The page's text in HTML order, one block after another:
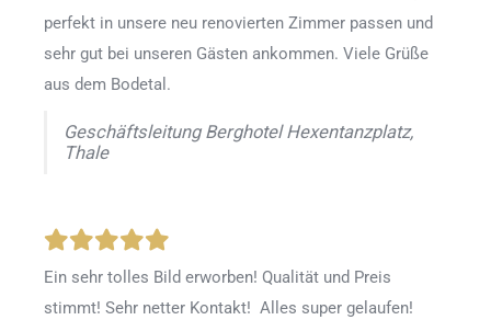
perfekt in unsere neu renovierten Zimmer passen und
sehr gut bei unseren Gästen ankommen. Viele Grüße
aus dem Bodetal.
Geschäftsleitung Berghotel Hexentanzplatz,
Thale
Ein sehr tolles Bild erworben! Qualität und Preis
stimmt! Sehr netter Kontakt! Alles super gelaufen!